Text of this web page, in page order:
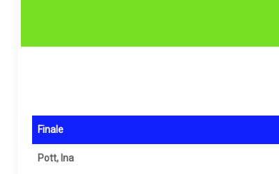
Finale
Pott, Ina